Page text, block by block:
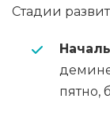
Стадии
пятно,